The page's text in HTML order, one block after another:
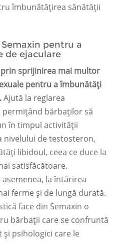
îmbunătățirea sănătății
pentru a
de ejaculare
sprijinirea mai multor
pentru a îmbunătăți
Ajută la reglarea
bărbaților să
în timpul activității
nivelului de testosteron,
libidoul, ceea ce duce la
satisfăcătoare.
la întărirea
ferme și de lungă durată.
face din Semaxin o
bărbații care se confruntă
și psihologici care le